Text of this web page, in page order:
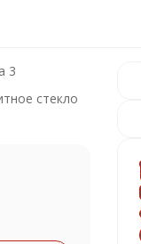
3
стекло